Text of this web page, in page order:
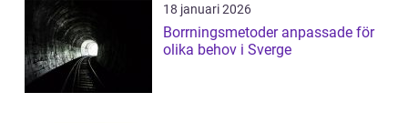
18 januari 2026
Borrningsmetoder anpassade för
olika behov i Sverge